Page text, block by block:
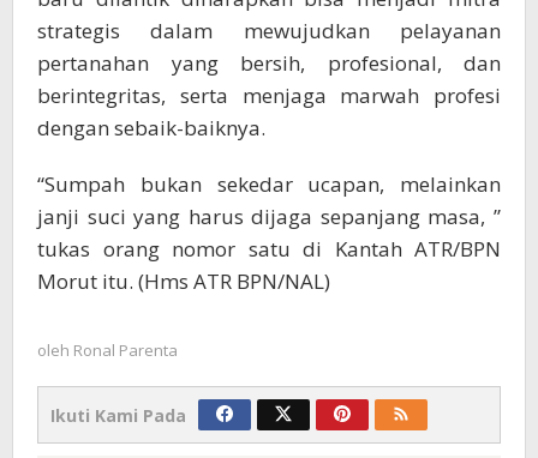
strategis dalam mewujudkan pelayanan
pertanahan yang bersih, profesional, dan
berintegritas, serta menjaga marwah profesi
dengan sebaik-baiknya.
“Sumpah bukan sekedar ucapan, melainkan
janji suci yang harus dijaga sepanjang masa, ”
tukas orang nomor satu di Kantah ATR/BPN
Morut itu. (Hms ATR BPN/NAL)
oleh Ronal Parenta
Ikuti Kami Pada